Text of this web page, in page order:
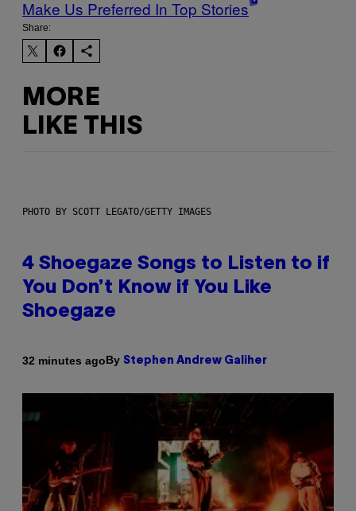
Make Us Preferred In Top Stories
Share:
MORE
LIKE THIS
PHOTO BY SCOTT LEGATO/GETTY IMAGES
4 Shoegaze Songs to Listen to if
You Don’t Know if You Like
Shoegaze
32 minutes agoBy Stephen Andrew Galiher